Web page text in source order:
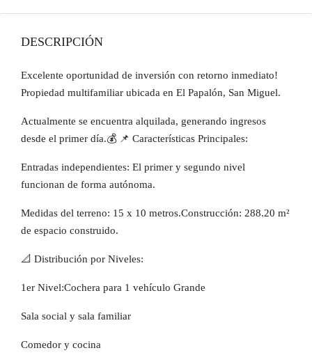
DESCRIPCIÓN
Excelente oportunidad de inversión con retorno inmediato!
Propiedad multifamiliar ubicada en El Papalón, San Miguel.
Actualmente se encuentra alquilada, generando ingresos
desde el primer día.💰 📌 Características Principales:
Entradas independientes: El primer y segundo nivel
funcionan de forma autónoma.
Medidas del terreno: 15 x 10 metros.Construcción: 288.20 m²
de espacio construido.
📐 Distribución por Niveles:
1er Nivel:Cochera para 1 vehículo Grande
Sala social y sala familiar
Comedor y cocina